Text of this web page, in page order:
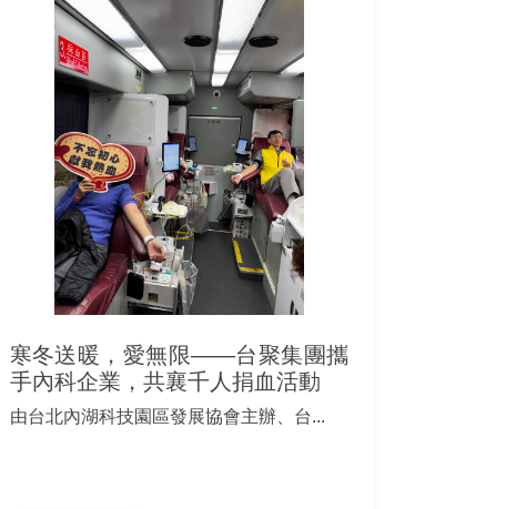
寒冬送暖，愛無限——台聚集團攜
手內科企業，共襄千人捐血活動
由台北內湖科技園區發展協會主辦、台...